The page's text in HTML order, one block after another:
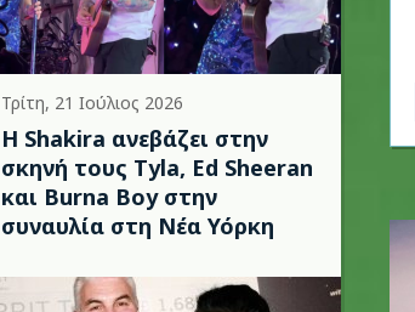
Τρίτη, 21 Ιούλιος 2026
Η Shakira ανεβάζει στην
σκηνή τους Tyla, Ed Sheeran
και Burna Boy στην
συναυλία στη Νέα Υόρκη